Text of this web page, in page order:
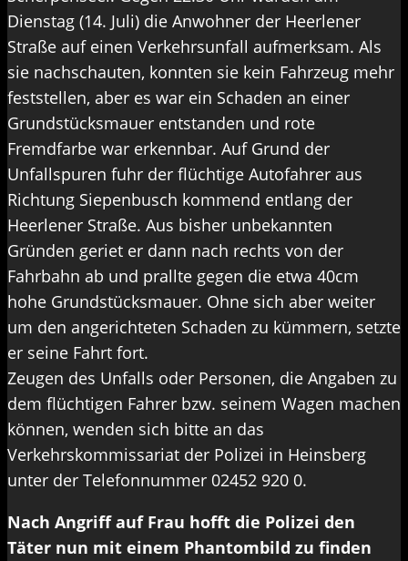
Dienstag (14. Juli) die Anwohner der Heerlener
Straße auf einen Verkehrsunfall aufmerksam. Als
sie nachschauten, konnten sie kein Fahrzeug mehr
feststellen, aber es war ein Schaden an einer
Grundstücksmauer entstanden und rote
Fremdfarbe war erkennbar. Auf Grund der
Unfallspuren fuhr der flüchtige Autofahrer aus
Richtung Siepenbusch kommend entlang der
Heerlener Straße. Aus bisher unbekannten
Gründen geriet er dann nach rechts von der
Fahrbahn ab und prallte gegen die etwa 40cm
hohe Grundstücksmauer. Ohne sich aber weiter
um den angerichteten Schaden zu kümmern, setzte
er seine Fahrt fort.
Zeugen des Unfalls oder Personen, die Angaben zu
dem flüchtigen Fahrer bzw. seinem Wagen machen
können, wenden sich bitte an das
Verkehrskommissariat der Polizei in Heinsberg
unter der Telefonnummer 02452 920 0.
Nach Angriff auf Frau hofft die Polizei den
Täter nun mit einem Phantombild zu finden